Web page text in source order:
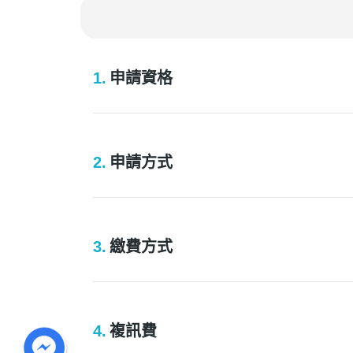
1. 申請資格
2. 申請方式
3. 繳費方式
4. 複訊費